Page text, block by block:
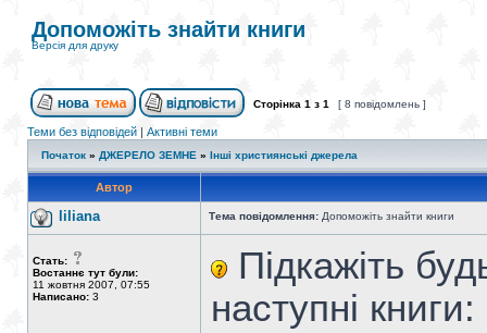
Допоможіть знайти книги
Версія для друку
Сторінка 1 з 1 [ 8 повідомлень ]
Теми без відповідей | Активні теми
Початок » ДЖЕРЕЛО ЗЕМНЕ » Інші християнські джерела
Автор
liliana Тема повідомлення: Допоможіть знайти книги
Стать:
Востаннє тут були:
11 жовтня 2007, 07:55
Написано: 3
Підкажіть
наступні книги: